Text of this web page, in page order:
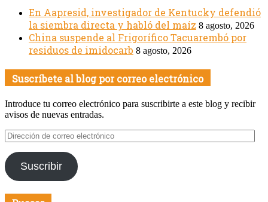
En Aapresid, investigador de Kentucky defendió
la siembra directa y habló del maíz 8 agosto, 2026
China suspende al Frigorífico Tacuarembó por
residuos de imidocarb 8 agosto, 2026
Suscríbete al blog por correo electrónico
Introduce tu correo electrónico para suscribirte a este blog y recibir
avisos de nuevas entradas.
Dirección
de
correo
electrónico
Suscribir